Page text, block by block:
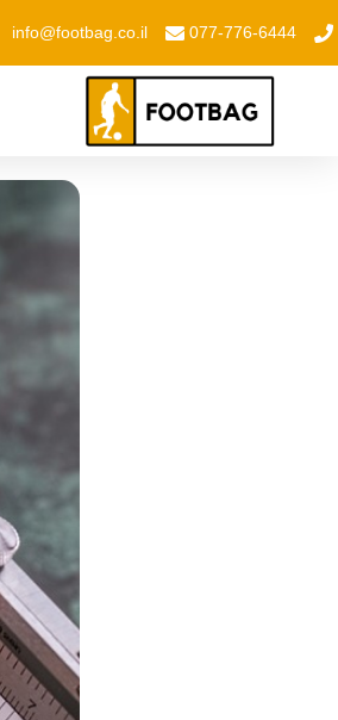
077-776-6444
info@footbag.co.il